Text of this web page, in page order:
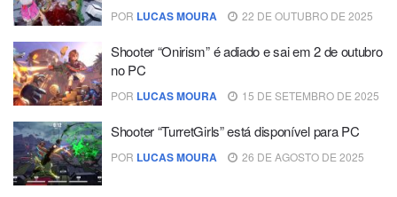
POR LUCAS MOURA 22 DE OUTUBRO DE 2025
Shooter “Onirism” é adiado e sai em 2 de outubro
no PC
POR LUCAS MOURA 15 DE SETEMBRO DE 2025
Shooter “TurretGirls” está disponível para PC
POR LUCAS MOURA 26 DE AGOSTO DE 2025